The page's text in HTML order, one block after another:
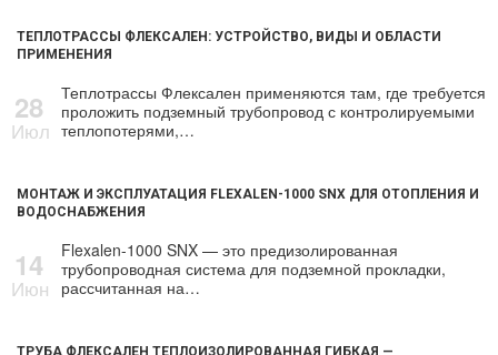
ТЕПЛОТРАССЫ ФЛЕКСАЛЕН: УСТРОЙСТВО, ВИДЫ И ОБЛАСТИ
ПРИМЕНЕНИЯ
28
Июл
Теплотрассы Флексален применяются там, где требуется
проложить подземный трубопровод с контролируемыми
теплопотерями,…
МОНТАЖ И ЭКСПЛУАТАЦИЯ FLEXALEN-1000 SNX ДЛЯ ОТОПЛЕНИЯ И
ВОДОСНАБЖЕНИЯ
14
Июн
Flexalen-1000 SNX — это предизолированная
трубопроводная система для подземной прокладки,
рассчитанная на…
ТРУБА ФЛЕКСАЛЕН ТЕПЛОИЗОЛИРОВАННАЯ ГИБКАЯ —